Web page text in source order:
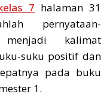
7 halaman 31
pernyataan-
kalimat
suku positif dan
pada buku
1.